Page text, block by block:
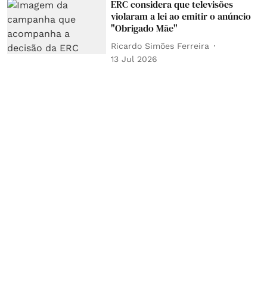
ERC considera que televisões
violaram a lei ao emitir o anúncio
"Obrigado Mãe"
Ricardo Simões Ferreira
13 Jul 2026